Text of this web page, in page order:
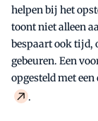
helpen bij het
toont niet alleen
bespaart ook tijd,
gebeuren. Een
opgesteld met
.